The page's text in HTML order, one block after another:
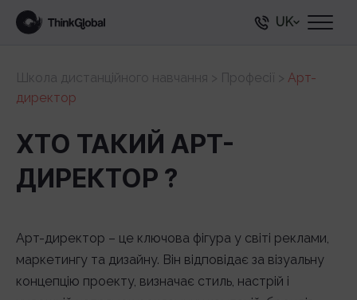
UK
Школа дистанційного навчання > Професії > Арт-
директор
ХТО ТАКИЙ АРТ-
ДИРЕКТОР ?
Арт-директор – це ключова фігура у світі реклами,
маркетингу та дизайну. Він відповідає за візуальну
концепцію проекту, визначає стиль, настрій і